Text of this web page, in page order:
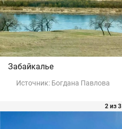
Забайкалье
Источник: Богдана Павлова
2 из 3